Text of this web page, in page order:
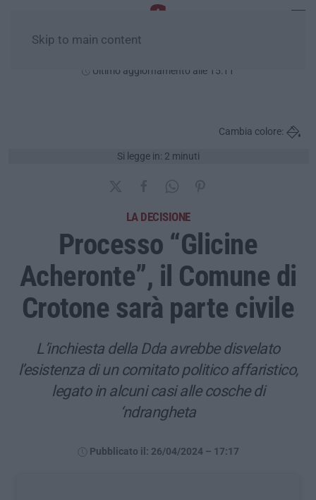
Skip to main content
Ultimo aggiornamento alle 15:11
Si legge in: 2 minuti
Cambia colore:
LA DECISIONE
Processo “Glicine
Acheronte”, il Comune di
Crotone sarà parte civile
L’inchiesta della Dda avrebbe disvelato
l’esistenza di un comitato politico affaristico,
legato in alcuni casi alle cosche di
‘ndrangheta
Pubblicato il: 26/04/2024 – 17:17